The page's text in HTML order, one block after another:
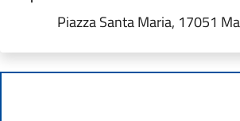
Piazza Santa Maria, 17051